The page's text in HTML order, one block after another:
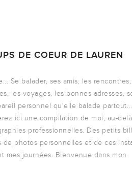
DE COEUR DE LAUREN
Se balader, ses amis, les
les voyages, les bonnes adresses,
personnel qu'elle balade partout...
ici une compilation de moi, au-
professionnelles. Des petits
de photos personnelles et de ces
mes journées. Bienvenue dans mon